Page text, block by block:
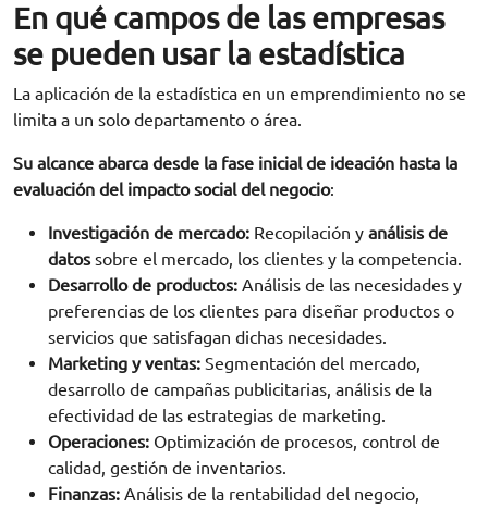
En qué campos de las empresas
se pueden usar la estadística
La aplicación de la estadística en un emprendimiento no se
limita a un solo departamento o área.
Su alcance abarca desde la fase inicial de ideación hasta la
evaluación del impacto social del negocio:
Investigación de mercado: Recopilación y análisis de
datos sobre el mercado, los clientes y la competencia.
Desarrollo de productos: Análisis de las necesidades y
preferencias de los clientes para diseñar productos o
servicios que satisfagan dichas necesidades.
Marketing y ventas: Segmentación del mercado,
desarrollo de campañas publicitarias, análisis de la
efectividad de las estrategias de marketing.
Operaciones: Optimización de procesos, control de
calidad, gestión de inventarios.
Finanzas: Análisis de la rentabilidad del negocio,